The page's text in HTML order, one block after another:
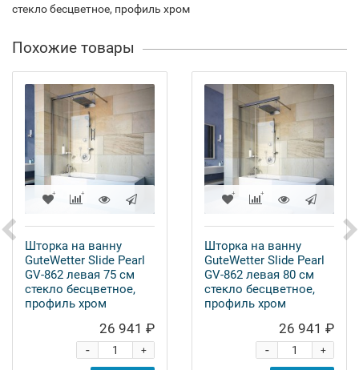
стекло бесцветное, профиль хром
Похожие товары
Шторка на ванну
GuteWetter Slide Pearl
GV-862 левая 75 см
стекло бесцветное,
профиль хром
26 941 ₽
+
-
Шторка на ванну
GuteWetter Slide Pearl
GV-862 левая 80 см
стекло бесцветное,
профиль хром
26 941 ₽
+
-